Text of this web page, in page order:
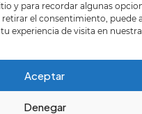
y para recordar algunas
el consentimiento, puede
experiencia de visita en
Aceptar
Denegar